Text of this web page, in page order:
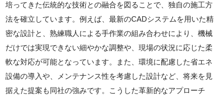
培ってきた伝統的な技術との融合を図ることで、独自の施工方
法を確立しています。例えば、最新のCADシステムを用いた精
密な設計と、熟練職人による手作業の組み合わせにより、機械
だけでは実現できない細やかな調整や、現場の状況に応じた柔
軟な対応が可能となっています。また、環境に配慮した省エネ
設備の導入や、メンテナンス性を考慮した設計など、将来を見
据えた提案も同社の強みです。こうした革新的なアプローチ